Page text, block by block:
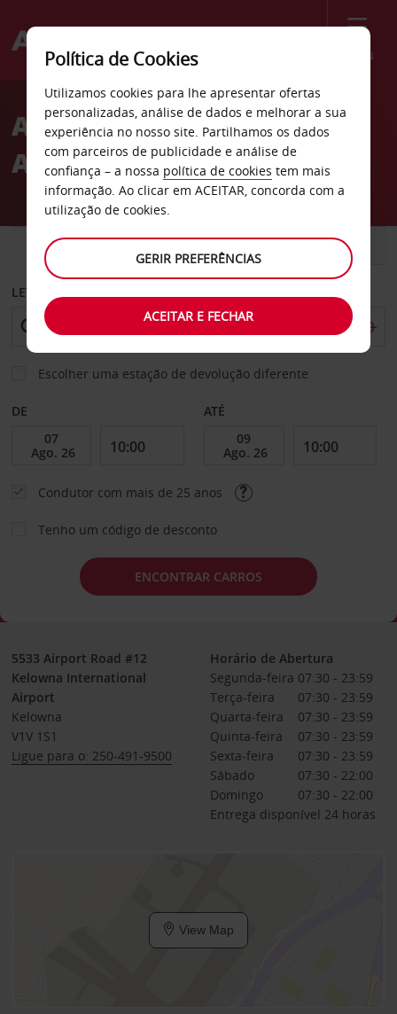
Menu
Welcome
AvisAluguer de carros Harvey
Avenue 2 em Kelowna
CARRO COMERCIAIS
LEVANTAR EM
Escolher uma estação de devolução diferente
DE ATÉ
Condutor com mais de 25 anos
Tenho um código de desconto
ENCONTRAR CARROS
5533 Airport Road #12
Kelowna International
Airport
Kelowna
V1V 1S1
Ligue para o: 250-491-9500
Horário de Abertura
Segunda-feira 07:30 - 23:59
Terça-feira
07:30 - 23:59
Quarta-feira
07:30 - 23:59
Quinta-feira
07:30 - 23:59
Sexta-feira
07:30 - 23:59
Sábado
07:30 - 22:00
Domingo
07:30 - 22:00
Entrega disponível 24 horas
View Map
Política de Cookies
Utilizamos cookies para lhe apresentar ofertas
personalizadas, análise de dados e melhorar a sua
experiência no nosso site. Partilhamos os dados
com parceiros de publicidade e análise de
confiança – a nossa política de cookies tem mais
informação. Ao clicar em ACEITAR, concorda com a
utilização de cookies.
GERIR PREFERÊNCIAS
ACEITAR E FECHAR